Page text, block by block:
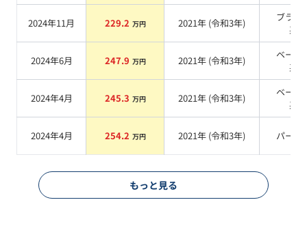
2024年11月 229.2 万円 2021年 (令和3年)
ブラッ
系
2024年6月 247.9 万円 2021年 (令和3年)
ベージ
系
2024年4月 245.3 万円 2021年 (令和3年)
ベージ
系
2024年4月 254.2 万円 2021年 (令和3年) パール
もっと見る